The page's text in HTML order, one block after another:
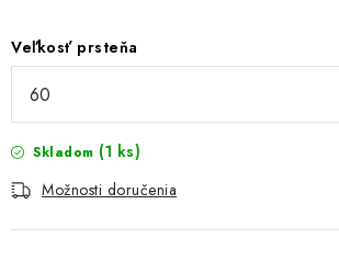
Veľkosť prsteňa
Skladom (1 ks)
Možnosti doručenia